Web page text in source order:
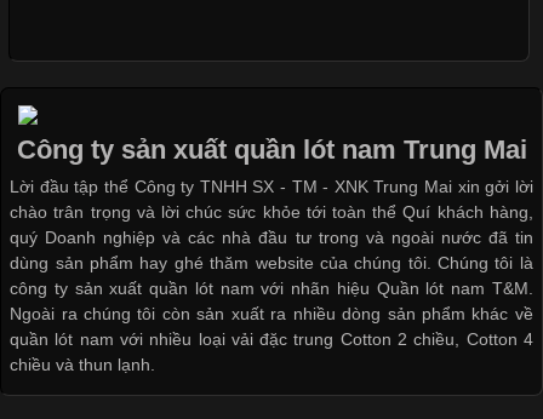
Các Form Áo Thun Phổ Biến Hiện Nay Và Xu Hướng Trong
Ngành May Mặc Áo thun là một trong những trang phục quen
thuộc và được sử dụng phổ biến nhất hiện nay. Không chỉ đa
dạng về màu sắc hay chất liệu, áo thun còn có nhiều form dáng
khác nhau để phù hợp với từng phong cách thời trang và nhu
cầu
Khám Phá Áo Phông Trang Phục Phổ Biến Nhất Hiện Nay
Công ty sản xuất quần lót nam Trung Mai
Lời đầu tập thể Công ty TNHH SX - TM - XNK Trung Mai xin gởi lời
chào trân trọng và lời chúc sức khỏe tới toàn thể Quí khách hàng,
quý Doanh nghiệp và các nhà đầu tư trong và ngoài nước đã tin
dùng sản phẩm hay ghé thăm website của chúng tôi. Chúng tôi là
công ty sản xuất quần lót nam với nhãn hiệu Quần lót nam T&M.
Ngoài ra chúng tôi còn sản xuất ra nhiều dòng sản phẩm khác về
quần lót nam với nhiều loại vải đặc trung Cotton 2 chiều, Cotton 4
chiều và thun lạnh.